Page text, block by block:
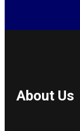
About Us